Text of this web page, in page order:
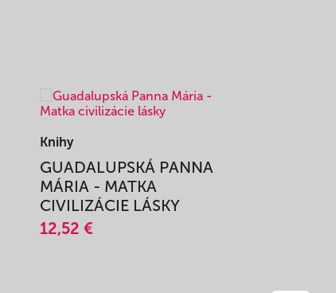
Knihy
GUADALUPSKÁ PANNA
MÁRIA - MATKA
CIVILIZÁCIE LÁSKY
12,52 €